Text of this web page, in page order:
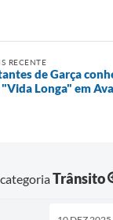
RECENTE
de Garça
Longa" em
Trânsito